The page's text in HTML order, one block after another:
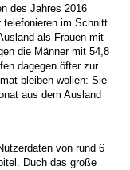
des Jahres 2016
telefonieren im Schnitt
als Frauen mit
die Männer mit 54,8
dagegen öfter zur
bleiben wollen: Sie
aus dem Ausland
von rund 6
Duch das große